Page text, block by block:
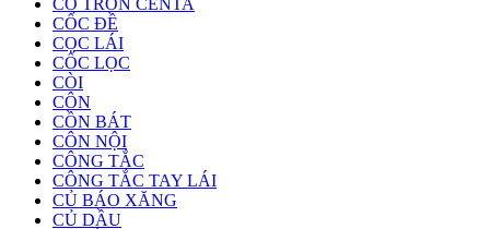
CO TRÒN CENTA
CỐC ĐỀ
CỌC LÁI
CỐC LỌC
CÒI
CÔN
CỒN BÁT
CÔN NỘI
CÔNG TẮC
CÔNG TẮC TAY LÁI
CỦ BÁO XĂNG
CỦ DẦU